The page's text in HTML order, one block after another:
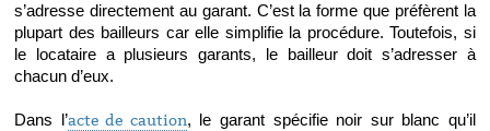
s’adresse directement au garant. C’est la forme que préfèrent la
plupart des bailleurs car elle simplifie la procédure. Toutefois, si
le locataire a plusieurs garants, le bailleur doit s’adresser à
chacun d’eux.
Dans l’acte de caution, le garant spécifie noir sur blanc qu’il